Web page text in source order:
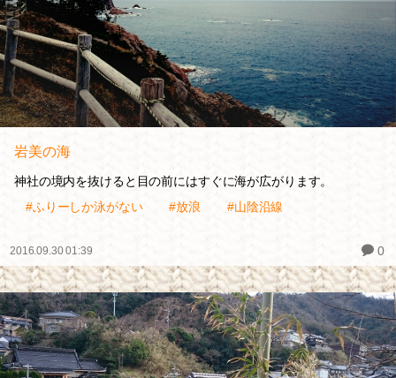
岩美の海
神社の境内を抜けると目の前にはすぐに海が広がります。
#ふりーしか泳がない
#放浪 #山陰沿線
2016.09.30 01:39 0